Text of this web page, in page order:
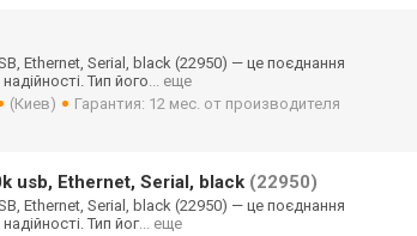
Ethernet, Serial, black (22950) — це поєднання
Тип його... еще
(Киев)
Гарантия: 12 мес. от производителя
usb, Ethernet, Serial, black (22950)
Ethernet, Serial, black (22950) — це поєднання
Тип йог... еще